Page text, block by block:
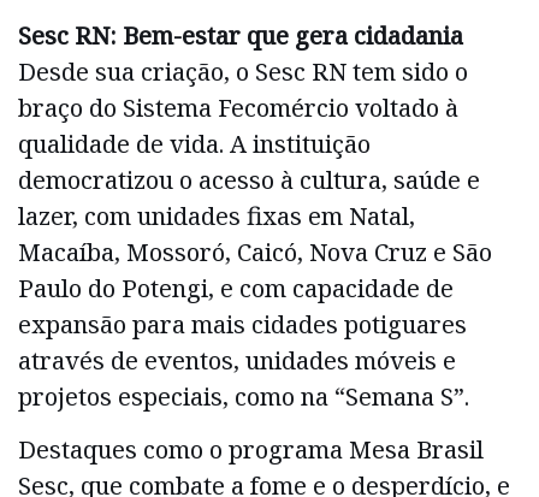
Sesc RN: Bem-estar que gera cidadania
Desde sua criação, o Sesc RN tem sido o
braço do Sistema Fecomércio voltado à
qualidade de vida. A instituição
democratizou o acesso à cultura, saúde e
lazer, com unidades fixas em Natal,
Macaíba, Mossoró, Caicó, Nova Cruz e São
Paulo do Potengi, e com capacidade de
expansão para mais cidades potiguares
através de eventos, unidades móveis e
projetos especiais, como na “Semana S”.
Destaques como o programa Mesa Brasil
Sesc, que combate a fome e o desperdício, e